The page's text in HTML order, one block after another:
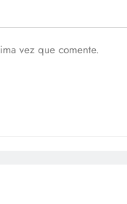
vez que comente.